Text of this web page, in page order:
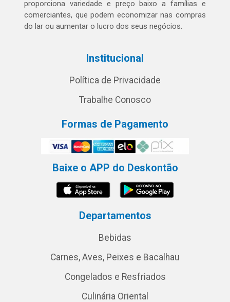
proporciona variedade e preço baixo a famílias e
comerciantes, que podem economizar nas compras
do lar ou aumentar o lucro dos seus negócios.
Institucional
Política de Privacidade
Trabalhe Conosco
Formas de Pagamento
Baixe o APP do Deskontão
Departamentos
Bebidas
Carnes, Aves, Peixes e Bacalhau
Congelados e Resfriados
Culinária Oriental